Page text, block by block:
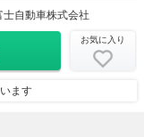
自動車株式会社
お気に入り
ます